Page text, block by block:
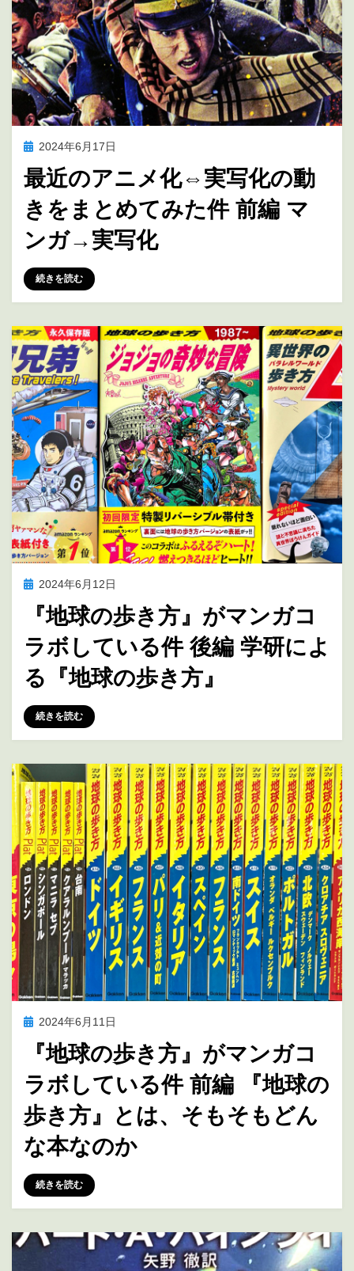
投
日:
2024年6月17日
最近のアニメ化⇔実写化の動
きをまとめてみた件 前編 マ
ンガ→実写化
投稿者marumegane
続きを読む
投 2024年6月12日
『地球の歩き方』がマンガコ
ラボしている件 後編 学研によ
る『地球の歩き方』
投稿者marumegane
続きを読む
投 2024年6月11日
『地球の歩き方』がマンガコ
ラボしている件 前編 『地球の
歩き方』とは、そもそもどん
な本なのか
投稿者marumegane
続きを読む